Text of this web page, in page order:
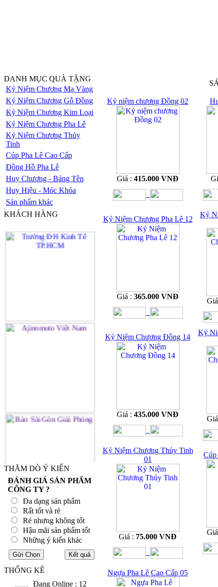
DANH MỤC QUÀ TẶNG
Kỷ Niệm Chương Mạ Vàng
Kỷ Niệm Chương Gỗ Đồng
Kỷ Niệm Chương Kim Loại
Kỷ Niệm Chương Pha Lê
Kỷ Niệm Chương Thủy
Tinh
Cúp Pha Lê Cao Cấp
Đồng Hồ Pha Lê
Huy Chương - Bảng Tên
Huy Hiệu - Móc Khóa
Sản phẩm khác
KHÁCH HÀNG
THĂM DÒ Ý KIẾN
ĐÁNH GIÁ SẢN PHẨM
CÔNG TY ?
Đa dạng sản phẩm
Rất tốt và rẻ
Rẻ nhưng không tốt
Hậu mãi sản phẩm tốt
Những ý kiến khác
THỐNG KÊ
Đang Online : 12
Kỷ niệm chương Đồng 02
Giá : 415.000 VNĐ
Kỷ Niệm Chương Pha Lê 12
Giá : 365.000 VNĐ
Kỷ
Kỷ Niệm Chương Đồng 14
Giá : 435.000 VNĐ
Kỷ
Kỷ Niệm Chương Thủy Tinh
01
Giá : 75.000 VNĐ
Cúp
Ngựa Pha Lê Cao Cấp 05